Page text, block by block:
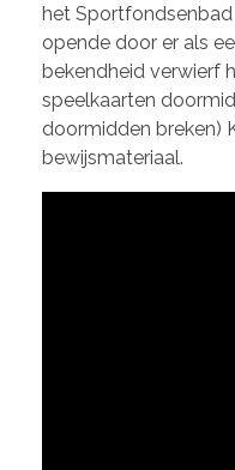
het Sportfondsenbad
opende door er als
bekendheid verwierf
speelkaarten
doormidden breken)
bewijsmateriaal.